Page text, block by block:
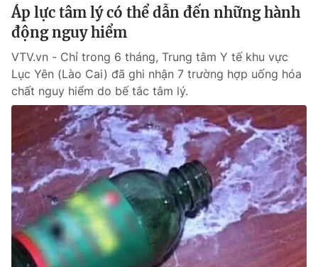
Tổng đài VTV:024.38 355 931 - 024.38 355 932
Ðiện thoại Thời báo VTV:
toasoan@vtv.vn
Liên hệ quảng cáo:024-7300.7108
Áp lực tâm lý có thể dẫn đến những hành
động nguy hiểm
VTV.vn - Chỉ trong 6 tháng, Trung tâm Y tế khu vực
Lục Yên (Lào Cai) đã ghi nhận 7 trường hợp uống hóa
chất nguy hiểm do bế tắc tâm lý.